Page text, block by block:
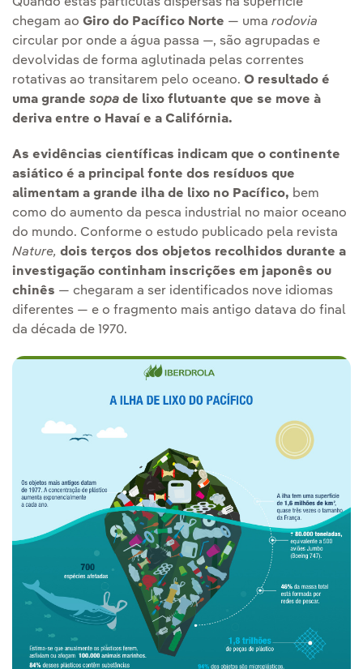
chegam ao Giro do Pacífico Norte — uma rodovia
circular por onde a água passa —, são agrupadas e
devolvidas de forma aglutinada pelas correntes
rotativas ao transitarem pelo oceano. O resultado é
uma grande sopa de lixo flutuante que se move à
deriva entre o Havaí e a Califórnia.
As evidências científicas indicam que o continente
asiático é a principal fonte dos resíduos que
alimentam a grande ilha de lixo no Pacífico, bem
como do aumento da pesca industrial no maior oceano
do mundo. Conforme o estudo publicado pela revista
Nature, dois terços dos objetos recolhidos durante a
investigação continham inscrições em japonês ou
chinês — chegaram a ser identificados nove idiomas
diferentes — e o fragmento mais antigo datava do final
da década de 1970.